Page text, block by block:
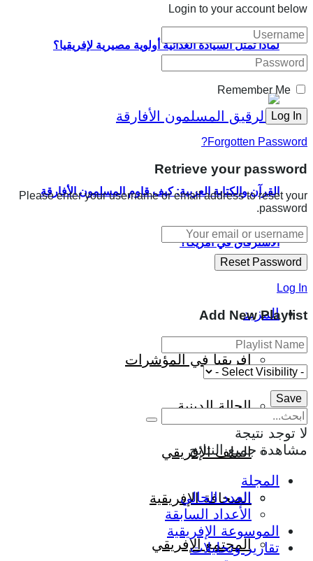
لماذا تمثل السيادة الغذائية أولوية مصيرية لإفريقيا؟
القرآن والكتابة العربية: كيف قاوم المسلمون الأفارقة
الاسترقاق في أمريكا؟
المزيد
إفريقيا في المؤشرات
الحالة الدينية
الملف الإفريقي
الصحافة الإفريقية
المجتمع الإفريقي
Login to your account below
Remember Me
Forgotten Password?
Retrieve your password
Please enter your username or email address to reset your
password.
Log In
Add New Playlist
لا توجد نتيجة
مشاهدة جميع النتائج
المجلة
العدد الحالي
الأعداد السابقة
الموسوعة الإفريقية
تقارير وتحليلات